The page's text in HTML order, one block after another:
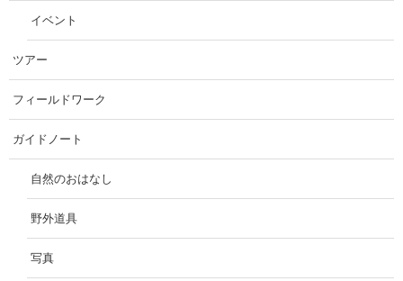
イベント
ツアー
フィールドワーク
ガイドノート
自然のおはなし
野外道具
写真